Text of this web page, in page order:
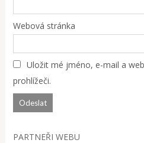
Webová stránka
Uložit mé jméno, e-mail a
prohlížeči.
PARTNEŘI WEBU